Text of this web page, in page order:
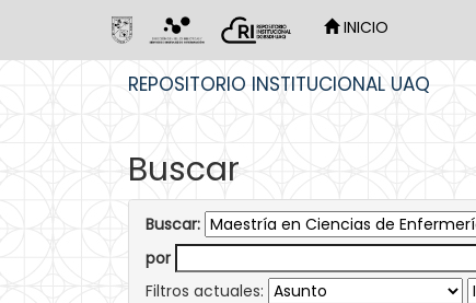
INICIO
REPOSITORIO INSTITUCIONAL UAQ
Buscar
Buscar:
por
Filtros actuales: